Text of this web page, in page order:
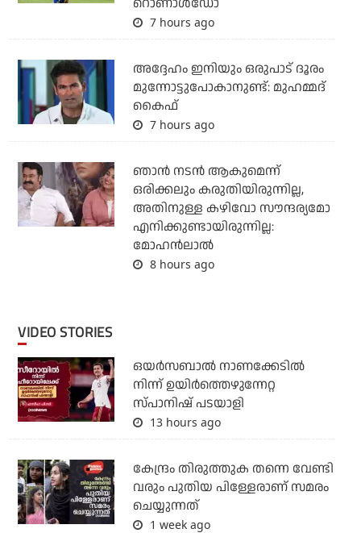
7 hours ago
അദ്ദേഹം ഇനിയും ഒരുപാട് ദൂരം
മുന്നോട്ടുപോകാനുണ്ട്: മുഹമ്മദ്
കൈഫ്
7 hours ago
ഞാൻ നടൻ ആകുമെന്ന്
ഒരിക്കലും കരുതിയിരുന്നില്ല,
അതിനുള്ള കഴിവോ സൗന്ദര്യമോ
എനിക്കുണ്ടായിരുന്നില്ല:
മോഹൻലാൽ
8 hours ago
VIDEO STORIES
ഒയര്‍സബാൽ നാണക്കേടിൽ
നിന്ന് ഉയിർത്തെഴുന്നേറ്റ
സ്പാനിഷ് പടയാളി
13 hours ago
കേന്ദ്രം തിരുത്തുക തന്നെ വേണ്ടി
വരും പുതിയ പിള്ളേരാണ് സമരം
ചെയ്യുന്നത്
1 week ago